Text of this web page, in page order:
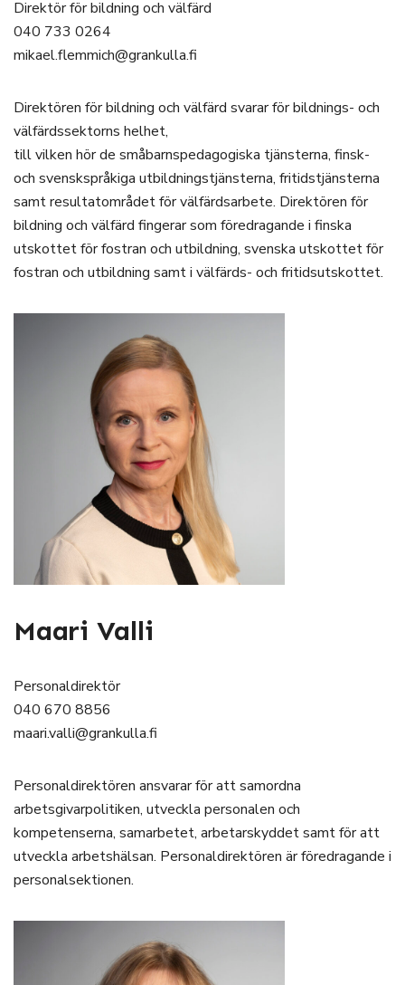
Direktör för bildning och välfärd
040 733 0264
mikael.flemmich@grankulla.fi
Direktören för bildning och välfärd svarar för bildnings- och
välfärdssektorns helhet,
till vilken hör de småbarnspedagogiska tjänsterna, finsk-
och svenskspråkiga utbildningstjänsterna, fritidstjänsterna
samt resultatområdet för välfärdsarbete. Direktören för
bildning och välfärd fingerar som föredragande i finska
utskottet för fostran och utbildning, svenska utskottet för
fostran och utbildning samt i välfärds- och fritidsutskottet.
Maari Valli
Personaldirektör
040 670 8856
maari.valli@grankulla.fi
Personaldirektören ansvarar för att samordna
arbetsgivarpolitiken, utveckla personalen och
kompetenserna, samarbetet, arbetarskyddet samt för att
utveckla arbetshälsan. Personaldirektören är föredragande i
personalsektionen.